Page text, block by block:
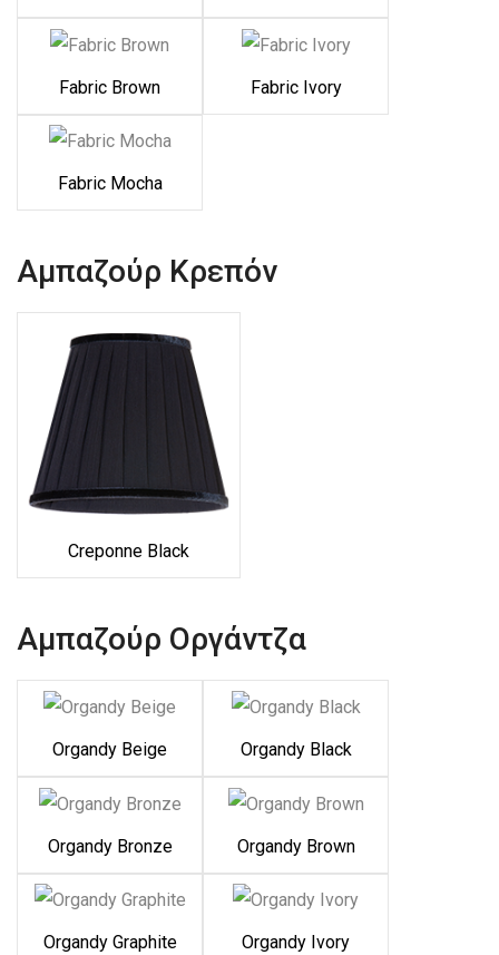
Fabric Brown Fabric Ivory
Fabric Mocha
Αμπαζούρ Κρεπόν
Creponne Black
Αμπαζούρ Οργάντζα
Organdy Beige Organdy Black
Organdy Bronze Organdy Brown
Organdy Graphite Organdy Ivory